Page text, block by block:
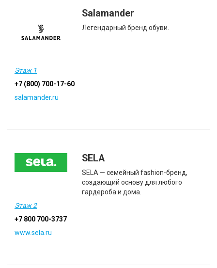
Salamander
Легендарный бренд обуви.
Этаж 1
+7 (800) 700-17-60
salamander.ru
SELA
SELA — семейный fashion-бренд,
создающий основу для любого
гардероба и дома.
Этаж 2
+7 800 700-3737
www.sela.ru